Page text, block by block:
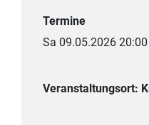
Termine
Sa 09.05.2026 20:00
Veranstaltungsort: